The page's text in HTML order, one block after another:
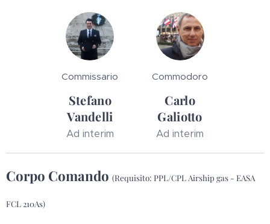
Commissario
Stefano
Vandelli
Ad interim
Commodoro
Carlo
Galiotto
Ad interim
Corpo Comando (Requisito: PPL/CPL Airship gas - EASA
FCL 210As)